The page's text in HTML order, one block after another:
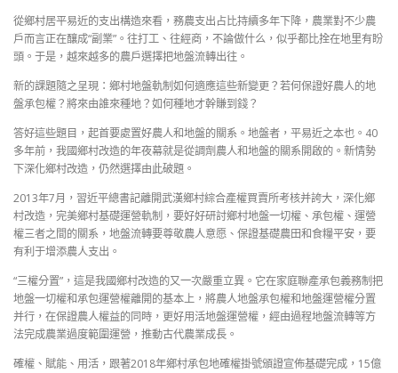
從鄉村居平易近的支出構造來看，務農支出占比持續多年下降，農業對不少農
戶而言正在釀成“副業”。往打工、往經商，不論做什么，似乎都比拴在地里有盼
頭。于是，越來越多的農戶選擇把地盤流轉出往。
新的課題隨之呈現：鄉村地盤軌制如何適應這些新變更？若何保證好農人的地
盤承包權？將來由誰來種地？如何種地才幹賺到錢？
答好這些題目，起首要處置好農人和地盤的關系。地盤者，平易近之本也。40
多年前，我國鄉村改造的年夜幕就是從調劑農人和地盤的關系開啟的。新情勢
下深化鄉村改造，仍然選擇由此破題。
2013年7月，習近平總書記離開武漢鄉村綜合產權買賣所考核并誇大，深化鄉
村改造，完美鄉村基礎運營軌制，要好好研討鄉村地盤一切權、承包權、運營
權三者之間的關系，地盤流轉要尊敬農人意愿、保證基礎農田和食糧平安，要
有利于增添農人支出。
“三權分置”，這是我國鄉村改造的又一次嚴重立異。它在家庭聯產承包義務制把
地盤一切權和承包運營權離開的基本上，將農人地盤承包權和地盤運營權分置
并行，在保證農人權益的同時，更好用活地盤運營權，經由過程地盤流轉等方
法完成農業過度範圍運營，推動古代農業成長。
確權、賦能、用活，跟著2018年鄉村承包地確權掛號頒證宣佈基礎完成，15億